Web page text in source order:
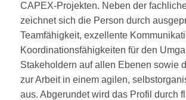
CAPEX-Projekten. Neben der
zeichnet sich die Person durch
Teamfähigkeit, exzellente
Koordinationsfähigkeiten für den
Stakeholdern auf allen Ebenen sowie
zur Arbeit in einem agilen,
aus. Abgerundet wird das Profil durch